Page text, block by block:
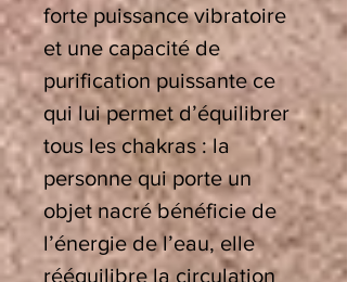
forte puissance vibratoire
et une capacité de
purification puissante ce
qui lui permet d’équilibrer
tous les chakras : la
personne qui porte un
objet nacré bénéficie de
l’énergie de l’eau, elle
rééquilibre la circulation